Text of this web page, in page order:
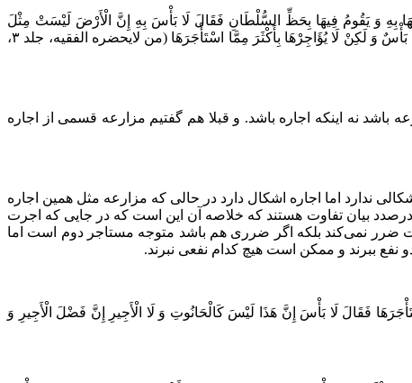
بِهِ وَ يَقُومُ فِيهَا بِحَظِّ السُّلْطَانِ فَقَالَ لَا بَأْسَ بِهِ إِنَّ الْأَرْضَ لَيْسَتْ مِثْلَ
الْأَجِيرِ وَ لَا مِثْلَ الْبَيْتِ إِنَّ فَضْلَ الْأَجِيرِ وَ الْبَيْتِ حَرَامٌ‌ وَ لَوْ أَنَّ رَجُلًا اسْتَأْجَرَ دَاراً بِعَشَرَةِ دَرَاهِمَ فَسَكَنَ ثُلُثَيْهَا وَ آجَرَ ثُلُثَهَا بِعَشَرَةِ دَرَاهِمَ لَمْ يَكُنْ بِهِ بَأْسٌ وَ لَكِنْ لَا يُؤَاجِرْهَا بِأَكْثَرَ مِمَّا اسْتَأْجَرَهَا‌ (من لایحضره الفقیه، جلد ۳،
باشد نه اینکه اجاره باشد. و قبلا هم گفتیم مزارعه قسمی از اجاره
ندارد اما اجاره اشکال دارد در حالی که مزارعه مثل همین اجاره
بیان تفاوت هستند که خلاصه آن این است که در جایی که اجرت
نمی‌کند بلکه اگر ضرری هم باشد متوجه مستاجر دوم است اما
ببرند و ممکن است هیچ کدام نفعی نبرند.
فَقَالَ لَا بَأْسَ إِنَّ هَذَا لَيْسَ كَالْحَانُوتِ وَ لَا الْأَجِيرِ إِنَّ فَضْلَ الْأَجِيرِ وَ